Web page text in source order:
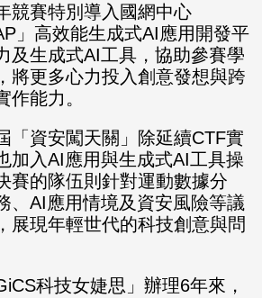
競賽特別導入國網中心
」高效能生成式AI應用開發平
及生成式AI工具，協助參賽學
將更多心力投入創意發想與跨
作能力。
「資安闖天關」除延續CTF實
加入AI應用與生成式AI工具操
賽的隊伍則針對運動數據分
、AI應用情境及資安風險等議
展現年輕世代的科技創意與問
科技女婕思」辦理6年來，